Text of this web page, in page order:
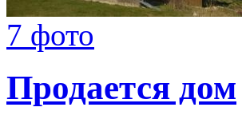
7 фото
Продается дом